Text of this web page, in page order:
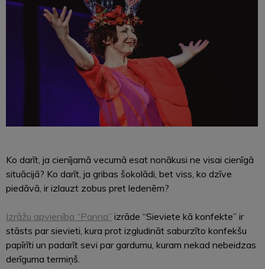
Ko darīt, ja cienījamā vecumā esat nonākusi ne visai cienīgā
situācijā? Ko darīt, ja gribas šokolādi, bet viss, ko dzīve
piedāvā, ir izlauzt zobus pret ledenēm?
Izrāžu apvienība “Panna” izrāde “Sieviete kā konfekte” ir
stāsts par sievieti, kura prot izgludināt saburzīto konfekšu
papīrīti un padarīt sevi par gardumu, kuram nekad nebeidzas
derīguma termiņš.